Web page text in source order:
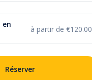
en
à partir de €120.00
Réserver